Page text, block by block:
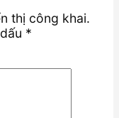
thị công khai.
*